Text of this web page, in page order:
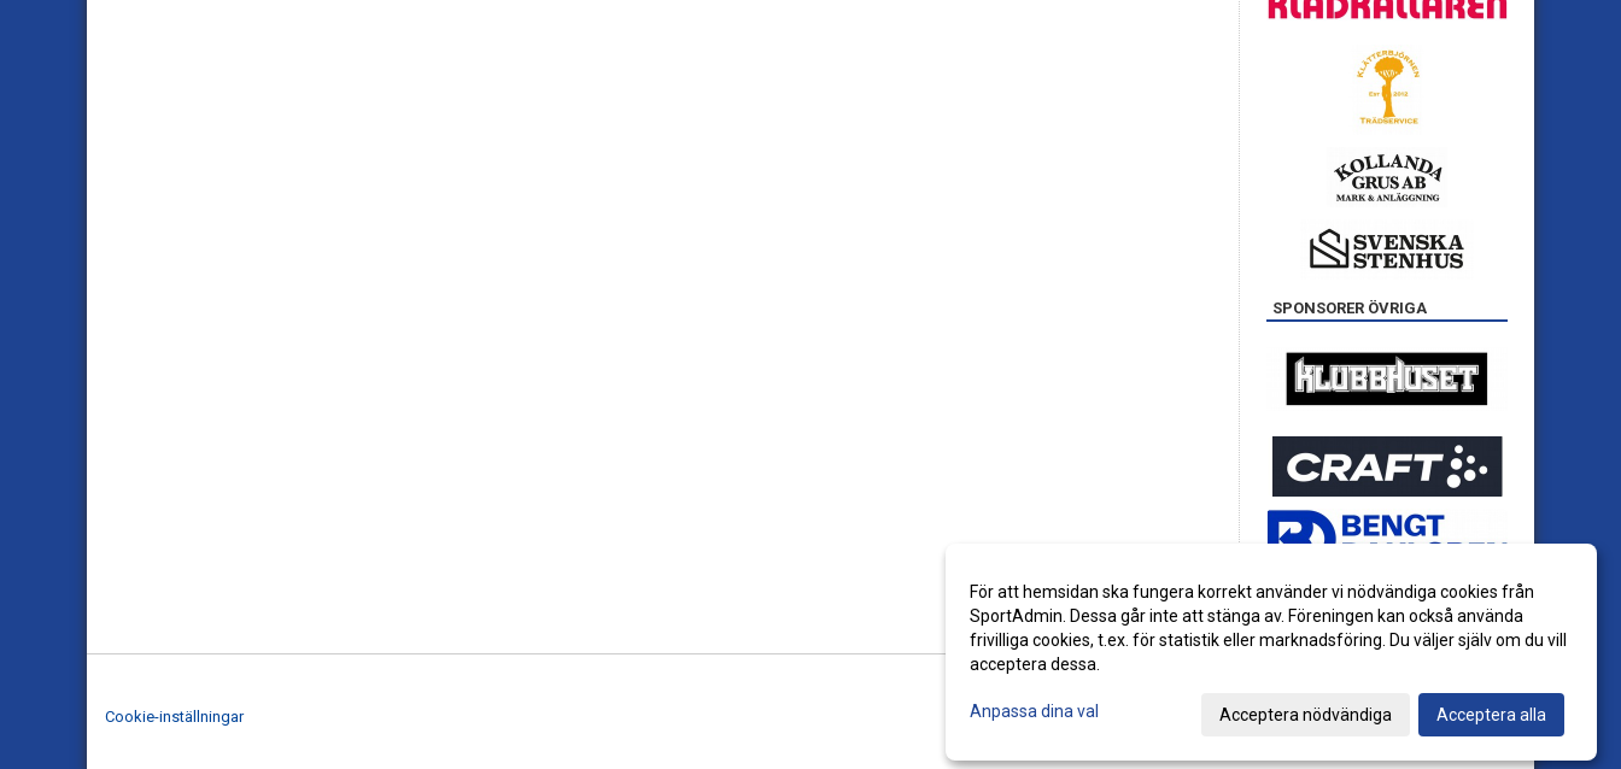
SPONSORER ÖVRIGA
Cookie-inställningar
För att hemsidan ska fungera korrekt använder vi nödvändiga cookies från
SportAdmin. Dessa går inte att stänga av. Föreningen kan också använda
frivilliga cookies, t.ex. för statistik eller marknadsföring. Du väljer själv om du vill
acceptera dessa.
Anpassa dina val Acceptera nödvändiga Acceptera alla